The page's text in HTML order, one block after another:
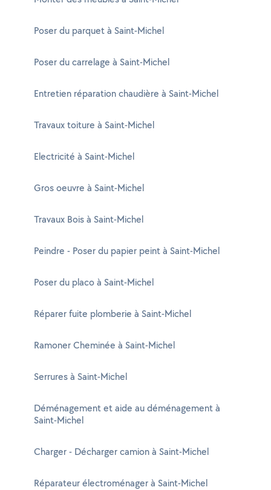
Poser du parquet à Saint-Michel
Poser du carrelage à Saint-Michel
Entretien réparation chaudière à Saint-Michel
Travaux toiture à Saint-Michel
Electricité à Saint-Michel
Gros oeuvre à Saint-Michel
Travaux Bois à Saint-Michel
Peindre - Poser du papier peint à Saint-Michel
Poser du placo à Saint-Michel
Réparer fuite plomberie à Saint-Michel
Ramoner Cheminée à Saint-Michel
Serrures à Saint-Michel
Déménagement et aide au déménagement à
Saint-Michel
Charger - Décharger camion à Saint-Michel
Réparateur électroménager à Saint-Michel